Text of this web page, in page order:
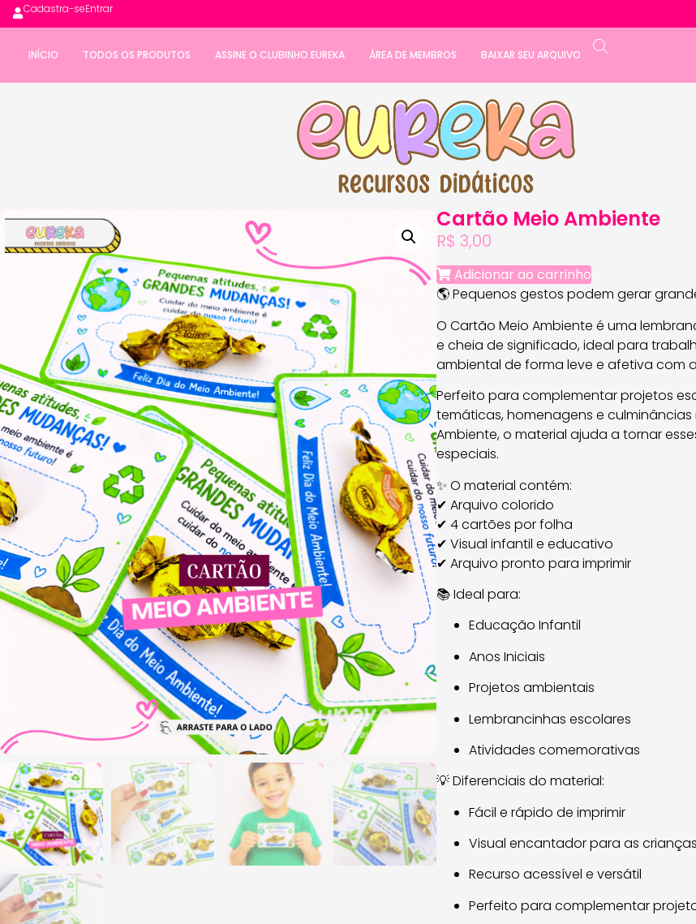
Cadastra-seEntrar
INÍCIO TODOS OS PRODUTOS ASSINE O CLUBINHO EUREKA ÁREA DE MEMBROS BAIXAR SEU ARQUIVO
Cartão Meio Ambiente
R$ 3,00
Adicionar ao carrinho
🌎 Pequenos gestos podem gerar
O Cartão Meio Ambiente é uma
e cheia de significado, ideal para
ambiental de forma leve e afetiva com
Perfeito para complementar projetos
temáticas, homenagens e
Ambiente, o material ajuda a tornar
especiais.
✨ O material contém:
✔ Arquivo colorido
✔ 4 cartões por folha
✔ Visual infantil e educativo
✔ Arquivo pronto para imprimir
📚 Ideal para:
Educação Infantil
Anos Iniciais
Projetos ambientais
Lembrancinhas escolares
Atividades comemorativas
💡 Diferenciais do material:
Fácil e rápido de imprimir
Visual encantador para as crianças
Recurso acessível e versátil
Perfeito para complementar